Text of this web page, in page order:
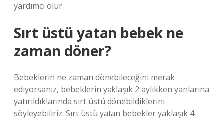
yardımcı olur.
Sırt üstü yatan bebek ne
zaman döner?
Bebeklerin ne zaman dönebileceğini merak
ediyorsanız, bebeklerin yaklaşık 2 aylıkken yanlarına
yatırıldıklarında sırt üstü dönebildiklerini
söyleyebiliriz. Sırt üstü yatan bebekler yaklaşık 4